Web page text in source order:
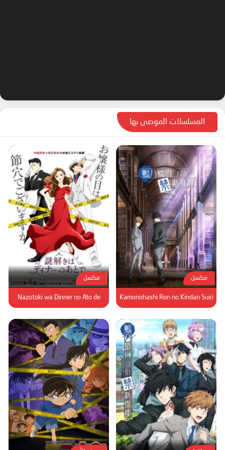
المسلسلات الموصى بها
مكتمل
Kamonohashi Ron no Kindan Suiri
مكتمل
Nazotoki wa Dinner no Ato de